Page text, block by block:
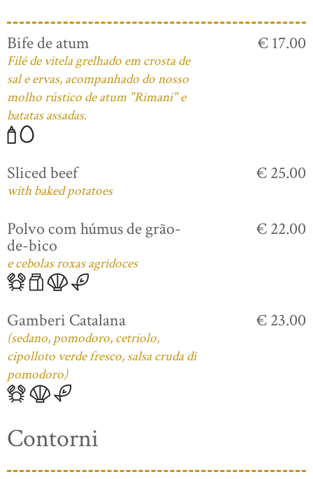
Bife de atum
Filé de vitela grelhado em crosta de
sal e ervas, acompanhado do nosso
molho rústico de atum "Rimani" e
batatas assadas.
€ 17.00
Sliced beef
with baked potatoes
€ 25.00
Polvo com húmus de grão-
de-bico
e cebolas roxas agridoces
€ 22.00
Gamberi Catalana
(sedano, pomodoro, cetriolo,
cipolloto verde fresco, salsa cruda di
pomodoro)
€ 23.00
Contorni